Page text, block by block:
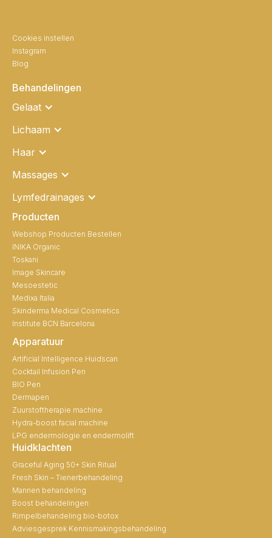
Cookies instellen
Instagram
Blog
Behandelingen
Gelaat
Lichaam
Haar
Massages
Lymfedrainages
Producten
Webshop Producten Bestellen
INIKA Organic
Toskani
Image Skincare
Mesoestetic
Medixa Italia
Skinderma Medical Cosmetics
Institute BCN Barcelona
Apparatuur
Artificial Intelligence Huidscan
Cocktail Infusion Pen
BIO Pen
Dermapen
Zuurstoftherapie machine
Hydra-boost facial machine
LPG endermologie en endermolift
Huidklachten
Graceful Aging 50+ Skin Ritual
Fresh Skin – Tienerbehandeling
Mannen behandeling
Boost behandelingen
Rimpelbehandeling bio-botox
Adviesgesprek Kennismakingsbehandeling